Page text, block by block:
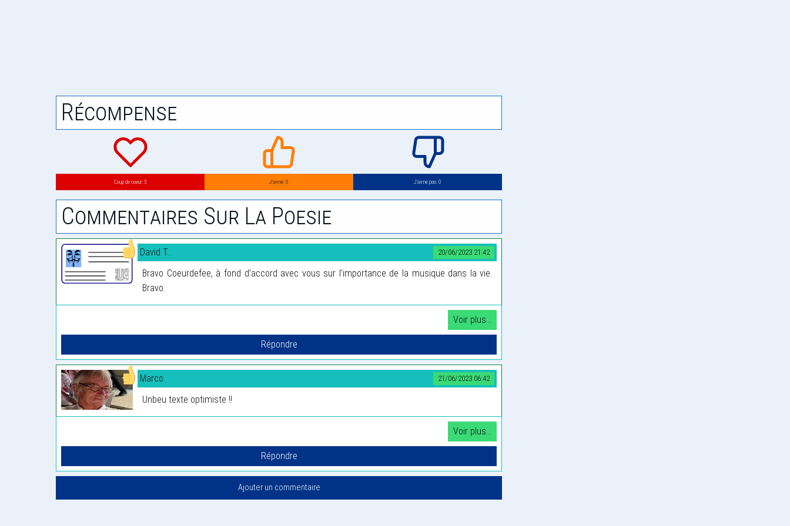
Récompense
Coup de coeur: 3 J’aime: 0 J’aime pas: 0
Commentaires Sur La Poesie
20/06/2023 21:42
David T...
Bravo Coeurdefee, à fond d’accord avec vous sur l’importance de la musique dans la vie.
Bravo.
21/06/2023 06:42
Marco
Unbeu texte optimiste !!